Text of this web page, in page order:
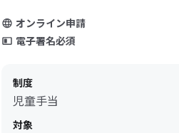
オンライン申請
電子署名必須
制度
児童手当
対象